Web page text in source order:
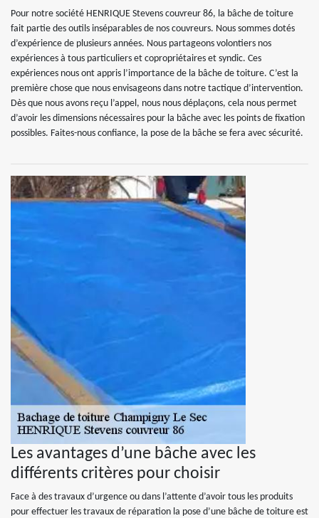
Pour notre société HENRIQUE Stevens couvreur 86, la bâche de toiture
fait partie des outils inséparables de nos couvreurs. Nous sommes dotés
d’expérience de plusieurs années. Nous partageons volontiers nos
expériences à tous particuliers et copropriétaires et syndic. Ces
expériences nous ont appris l’importance de la bâche de toiture. C’est la
première chose que nous envisageons dans notre tactique d’intervention.
Dès que nous avons reçu l’appel, nous nous déplaçons, cela nous permet
d’avoir les dimensions nécessaires pour la bâche avec les points de fixation
possibles. Faites-nous confiance, la pose de la bâche se fera avec sécurité.
Les avantages d’une bâche avec les
différents critères pour choisir
Face à des travaux d’urgence ou dans l’attente d’avoir tous les produits
pour effectuer les travaux de réparation la pose d’une bâche de toiture est